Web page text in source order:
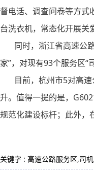
督电话、调查问卷等方式
台洗衣机，常态化开展关
同时，浙江省高速公路
家”，对现有93个服务区“
目前，杭州市5对高速
升。值得一提的是，
规范化建设标杆；此外，
关键字 : 高速公路服务区,司